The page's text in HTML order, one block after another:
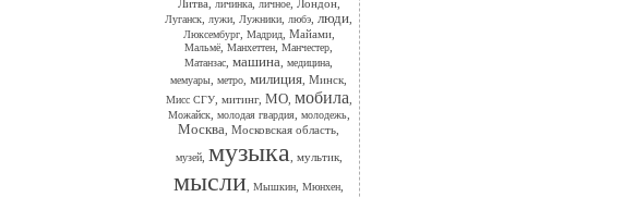
Литва
личинка, личное, Лондон,
Луганск лужи Лужники любэ люди
Люксембург, Мадрид, Майами,
Мальмё Манхеттен Манчестер
Матанзас машина медицина
мемуары метро милиция Минск
Мисс СГУ, митинг, МО, мобила
Можайск, молодая гвардия, молодежь,
Москва Московская область
музей, музыка мультик,
мысли Мышкин Мюнхен